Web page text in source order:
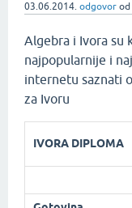
03.06.2014. odgovor od
Algebra i Ivora su
najpopularnije i
internetu saznati
za Ivoru
IVORA DIPLOMA